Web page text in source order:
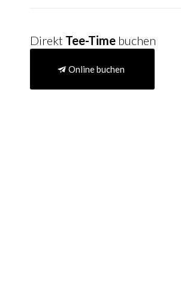
Direkt Tee-Time buchen
Online buchen